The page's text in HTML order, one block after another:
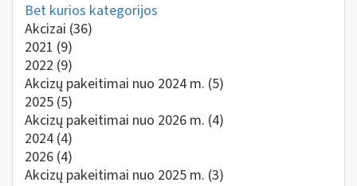
Bet kurios kategorijos
Akcizai (36)
2021 (9)
2022 (9)
Akcizų pakeitimai nuo 2024 m. (5)
2025 (5)
Akcizų pakeitimai nuo 2026 m. (4)
2024 (4)
2026 (4)
Akcizų pakeitimai nuo 2025 m. (3)